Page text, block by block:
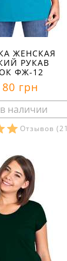
ЖЕНСКАЯ
РУКАВ
ФЖ-12
грн
Отзывов